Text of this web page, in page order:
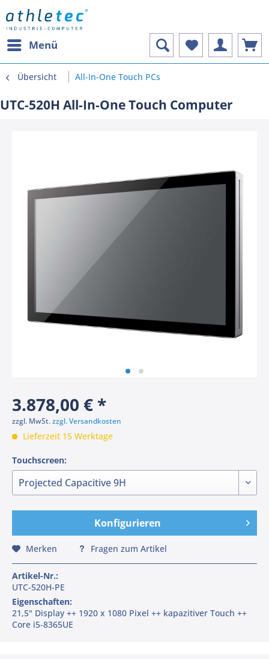
Menü
Übersicht All-In-One Touch PCs
UTC-520H All-In-One Touch Computer
3.878,00 € *
zzgl. MwSt.zzgl. Versandkosten
Lieferzeit 15 Werktage
Touchscreen:
Konfigurieren
Merken Fragen zum Artikel
Artikel-Nr.:
UTC-520H-PE
Eigenschaften:
21,5" Display ++ 1920 x 1080 Pixel ++ kapazitiver Touch ++
Core i5-8365UE